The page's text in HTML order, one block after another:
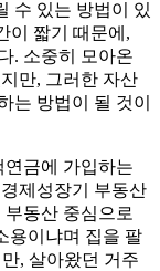
수 있는 방법이 있
이 짧기 때문에,
. 소중히 모아온
만, 그러한 자산
는 방법이 될 것이
금에 가입하는
제성장기 부동산
동산 중심으로
용이냐며 집을 팔
, 살아왔던 거주